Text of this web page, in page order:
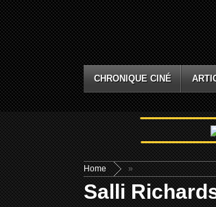
CHRONIQUE CINÉ
Home »
Salli